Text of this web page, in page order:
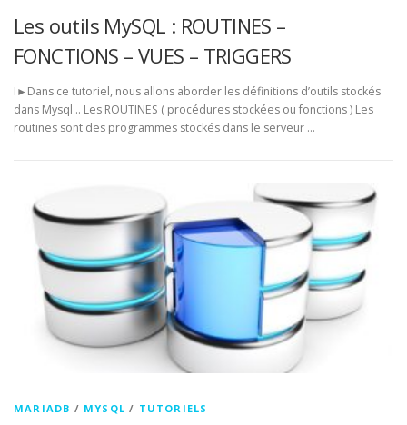
Les outils MySQL : ROUTINES –
FONCTIONS – VUES – TRIGGERS
I►Dans ce tutoriel, nous allons aborder les définitions d’outils stockés
dans Mysql .. Les ROUTINES ( procédures stockées ou fonctions ) Les
routines sont des programmes stockés dans le serveur …
MARIADB / MYSQL / TUTORIELS